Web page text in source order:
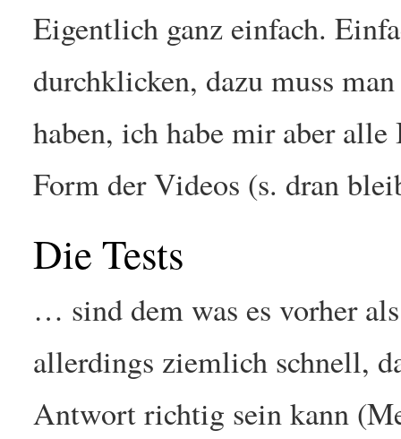
Eigentlich ganz einfach.
durchklicken, dazu muss
haben, ich habe mir aber
Form der Videos (s. dran
Die Tests
… sind dem was es vorher
allerdings ziemlich schnell,
Antwort richtig sein kann